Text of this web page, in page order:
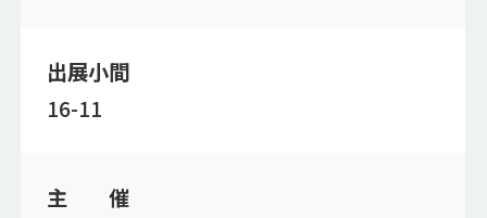
出展小間
16-11
主 催